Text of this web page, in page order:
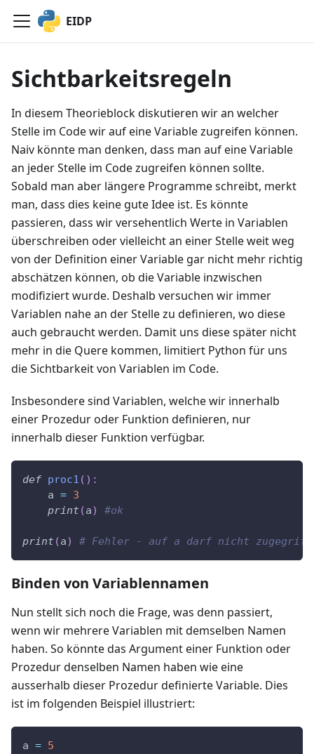
EIDP
Sichtbarkeitsregeln
In diesem Theorieblock diskutieren wir an welcher
Stelle im Code wir auf eine Variable zugreifen können.
Naiv könnte man denken, dass man auf eine Variable
an jeder Stelle im Code zugreifen können sollte.
Sobald man aber längere Programme schreibt, merkt
man, dass dies keine gute Idee ist. Es könnte
passieren, dass wir versehentlich Werte in Variablen
überschreiben oder vielleicht an einer Stelle weit weg
von der Definition einer Variable gar nicht mehr richtig
abschätzen können, ob die Variable inzwischen
modifiziert wurde. Deshalb versuchen wir immer
Variablen nahe an der Stelle zu definieren, wo diese
auch gebraucht werden. Damit uns diese später nicht
mehr in die Quere kommen, limitiert Python für uns
die Sichtbarkeit von Variablen im Code.
Insbesondere sind Variablen, welche wir innerhalb
einer Prozedur oder Funktion definieren, nur
innerhalb dieser Funktion verfügbar.
def proc1 ( ) :
    a
= 3
print (a) #ok
print (a) # Fehler - auf a darf nicht
Binden von Variablennamen
Nun stellt sich noch die Frage, was denn passiert,
wenn wir mehrere Variablen mit demselben Namen
haben. So könnte das Argument einer Funktion oder
Prozedur denselben Namen haben wie eine
ausserhalb dieser Prozedur definierte Variable. Dies
ist im folgenden Beispiel illustriert:
a = 5